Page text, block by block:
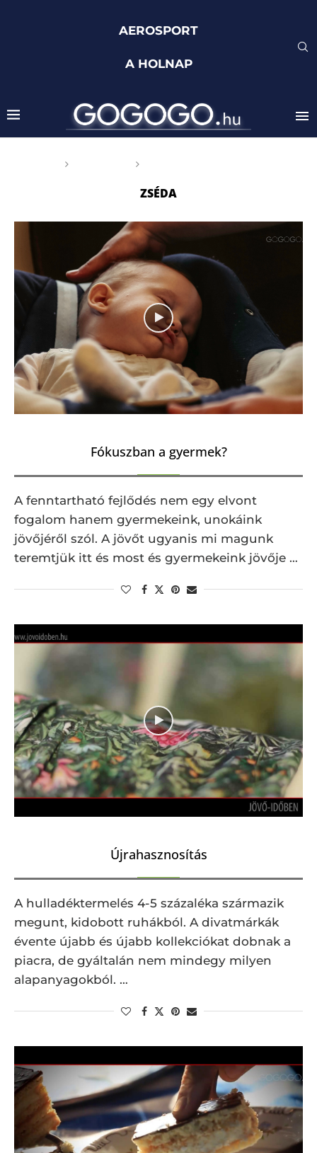
AEROSPORT
A HOLNAP
ZSÉDA
Fókuszban a gyermek?
A fenntartható fejlődés nem egy elvont
fogalom hanem gyermekeink, unokáink
jövőjéről szól. A jövőt ugyanis mi magunk
teremtjük itt és most és gyermekeink jövője …
Újrahasznosítás
A hulladéktermelés 4-5 százaléka származik
megunt, kidobott ruhákból. A divatmárkák
évente újabb és újabb kollekciókat dobnak a
piacra, de gyáltalán nem mindegy milyen
alapanyagokból. …